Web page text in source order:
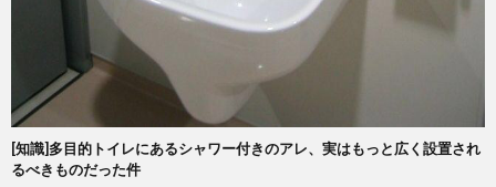
[知識]多目的トイレにあるシャワー付きのアレ、実はもっと広く設置され
るべきものだった件